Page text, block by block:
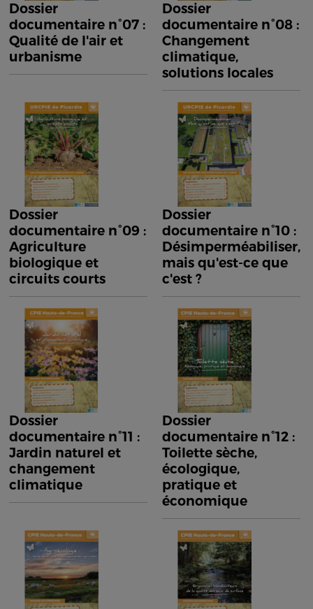
Dossier
documentaire n°07 :
Qualité de l'air et
urbanisme
Dossier
documentaire n°08 :
Changement
climatique,
solutions locales
Dossier
documentaire n°09 :
Agriculture
biologique et
circuits courts
Dossier
documentaire n°10 :
Désimperméabiliser,
mais qu'est-ce que
c'est ?
Dossier
documentaire n°11 :
Jardin naturel et
changement
climatique
Dossier
documentaire n°12 :
Toilette sèche,
écologique,
pratique et
économique